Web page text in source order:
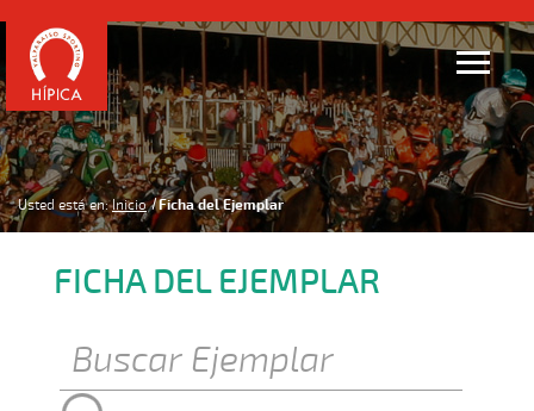
Usted está en: Inicio Ficha del Ejemplar
FICHA DEL EJEMPLAR